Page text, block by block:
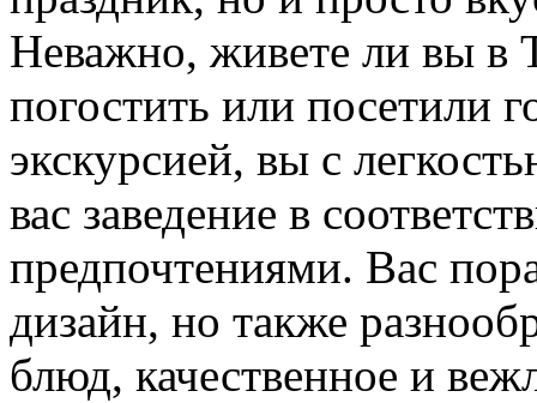
Неважно, живете ли вы в
погостить или посетили
экскурсией, вы с
вас заведение в
предпочтениями. Вас
дизайн, но также
блюд, качественное и